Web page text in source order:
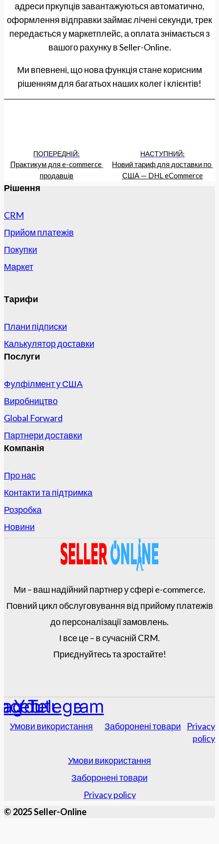
адреси пркупців завантажуються автоматично,
оформлення відправки займає лічені секунди, трек
передається у маркетплейс, а оплата знімається з
вашого рахунку в Seller-Online.
Ми впевнені, що нова функція стане корисним
рішенням для багатьох наших колег і клієнтів!
ПОПЕРЕДНІЙ:
Практикум для e-commerce
продавців
НАСТУПНИЙ:
Новий тариф для доставки по
США — DHL eCommerce
Рішення
CRM
Прийом платежів
Покупки
Маркет
Тарифи
Плани підписки
Калькулятор доставки
Послуги
Фулфілмент у США
Виробництво
Global Forward
Партнери доставки
Компанія
Про нас
Контакти та підтримка
Розробка
Новини
Ми – ваш надійний партнер у сфері e-commerce.
Повний цикл обслуговування від прийому платежів
до персоналізації замовлень.
І все це – в сучасній CRM.
Приєднуйтесь та зростайте!
Youtube
Telegram
Умови використання Заборонені товари
Privacy
policy
Умови використання
Заборонені товари
Privacy policy
© 2025 Seller-Online